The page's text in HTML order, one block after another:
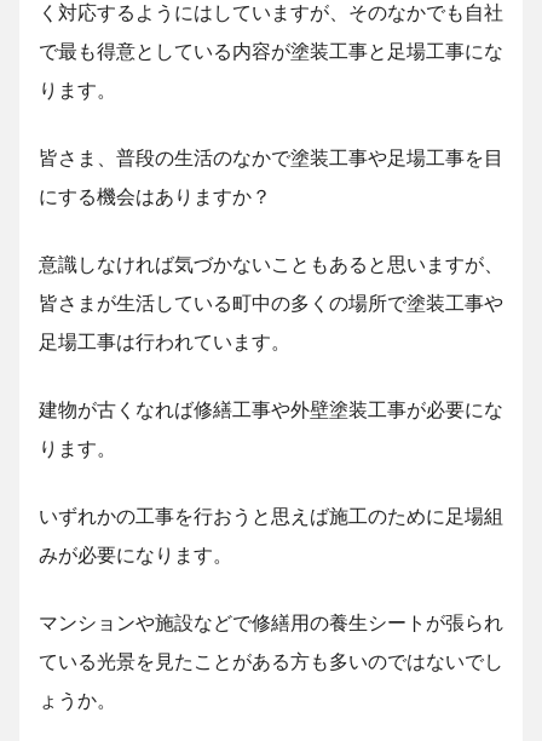
く対応するようにはしていますが、そのなかでも自社
で最も得意としている内容が塗装工事と足場工事にな
ります。
皆さま、普段の生活のなかで塗装工事や足場工事を目
にする機会はありますか？
意識しなければ気づかないこともあると思いますが、
皆さまが生活している町中の多くの場所で塗装工事や
足場工事は行われています。
建物が古くなれば修繕工事や外壁塗装工事が必要にな
ります。
いずれかの工事を行おうと思えば施工のために足場組
みが必要になります。
マンションや施設などで修繕用の養生シートが張られ
ている光景を見たことがある方も多いのではないでし
ょうか。